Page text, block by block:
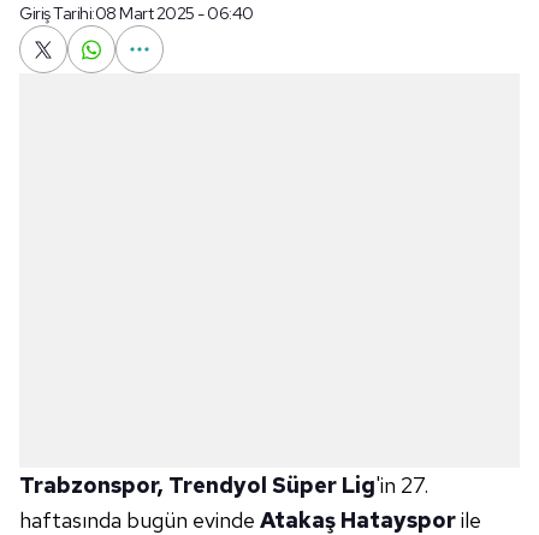
Giriş Tarihi:08 Mart 2025 - 06:40
Trabzonspor, Trendyol Süper Lig'in 27.
haftasında bugün evinde Atakaş Hataysporile